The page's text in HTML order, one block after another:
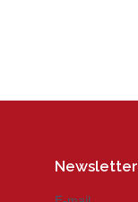
Newsletter